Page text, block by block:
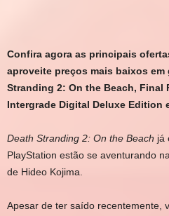
Confira agora as principais
aproveite preços mais baixos em
Stranding 2: On the Beach, Final
Intergrade Digital Deluxe Edition
Death Stranding 2: On the Beach já
PlayStation estão se aventurando
de Hideo Kojima.
Apesar de ter saído recentemente,